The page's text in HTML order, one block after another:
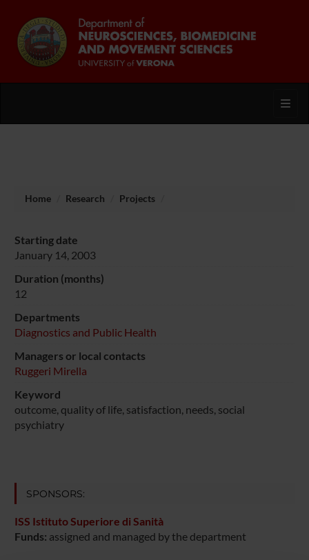
Home Research Projects
Starting date
January 14, 2003
Duration (months)
12
Departments
Diagnostics and Public Health
Managers or local contacts
Ruggeri Mirella
Keyword
outcome, quality of life, satisfaction, needs, social
psychiatry
SPONSORS:
ISS Istituto Superiore di Sanità
Funds: assigned and managed by the department